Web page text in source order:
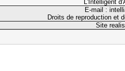
L'Intelligent
E-mail :
Droits de reproduction et
Site